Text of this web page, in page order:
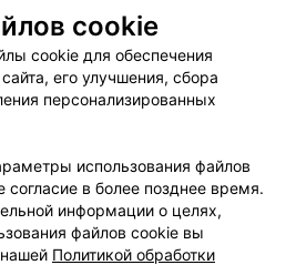
Публичный договор
Способы оплаты
Партнеры
103.by
настройки cookie
данных
cookie
cookie для обеспечения
его улучшения, сбора
персонализированных
использования файлов
согласие в более позднее время.
информации о целях,
файлов cookie вы
Политикой обработки